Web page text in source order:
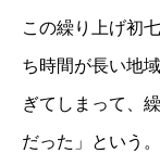
この繰り上げ初
ち時間が長い地
ぎてしまって、
だった」という